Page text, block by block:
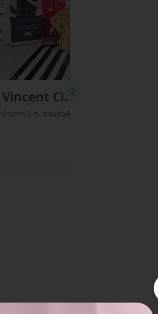
Vincent Clinic สาขาอมตะนคร
บ้านเก่า 5 ต. ดอนหัวฬอ อ. เมือง จ. ชลบุรี 20000